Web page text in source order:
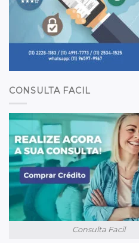
CONSULTA FACIL
Consulta Facil